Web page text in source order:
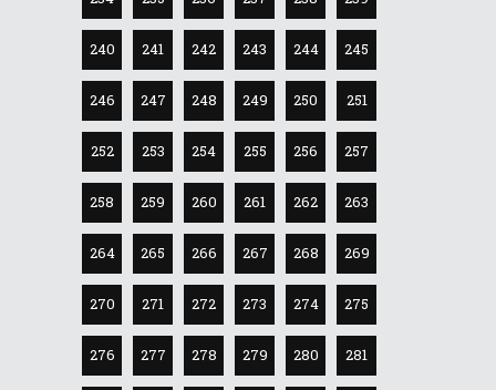
240 241 242 243 244 245
246 247 248 249 250 251
252 253 254 255 256 257
258 259 260 261 262 263
264 265 266 267 268 269
270 271 272 273 274 275
276 277 278 279 280 281